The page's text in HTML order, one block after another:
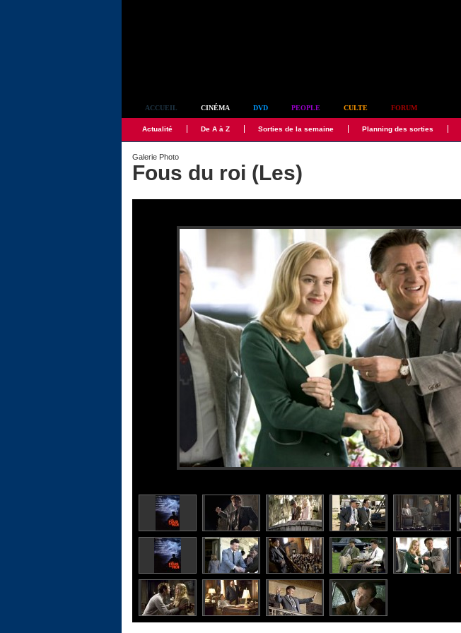
ACCUEIL CINÉMA DVD PEOPLE CULTE FORUM
Actualité De A à Z Sorties de la semaine Planning des sorties
Galerie Photo
Fous du roi (Les)